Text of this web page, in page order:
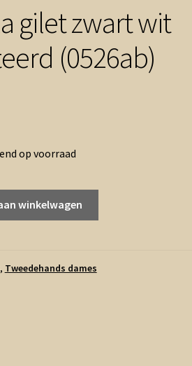
gilet zwart wit
(0526ab)
op voorraad
winkelwagen
, Tweedehands dames